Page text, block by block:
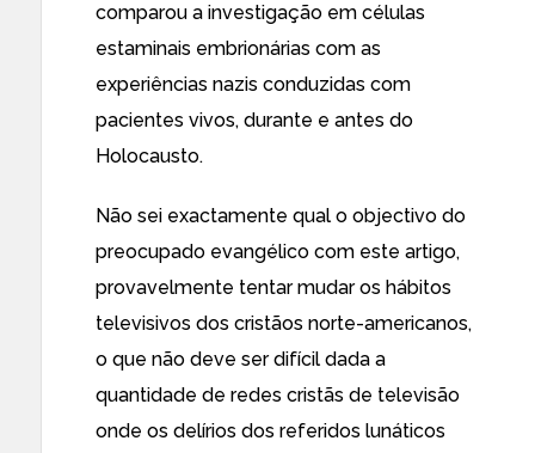
comparou a investigação em células
estaminais embrionárias com as
experiências nazis conduzidas com
pacientes vivos, durante e antes do
Holocausto.
Não sei exactamente qual o objectivo do
preocupado evangélico com este artigo,
provavelmente tentar mudar os hábitos
televisivos dos cristãos norte-americanos,
o que não deve ser difícil dada a
quantidade de redes cristãs de televisão
onde os delírios dos referidos lunáticos